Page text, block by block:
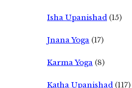
Isha Upanishad (15)
Jnana Yoga (17)
Karma Yoga (8)
Katha Upanishad (117)